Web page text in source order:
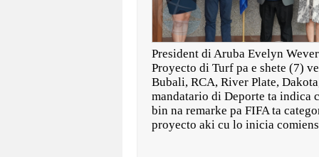
President di Aruba Evelyn
Proyecto di Turf pa e shete (7)
Bubali, RCA, River Plate,
mandatario di Deporte ta indica
bin na remarke pa FIFA ta
proyecto aki cu lo inicia